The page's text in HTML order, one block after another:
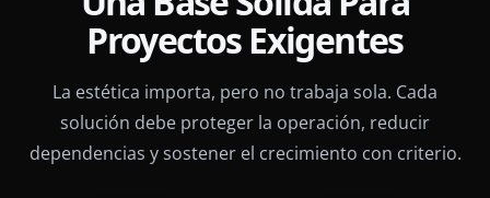
Proyectos Exigentes
La estética importa, pero no trabaja sola. Cada
solución debe proteger la operación, reducir
dependencias y sostener el crecimiento con criterio.